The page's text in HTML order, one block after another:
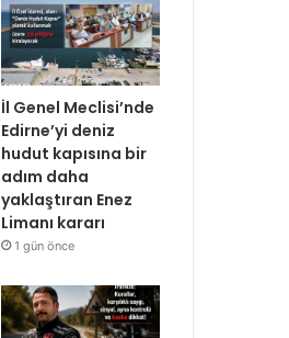
İl Genel Meclisi’nde
Edirne’yi deniz
hudut kapısına bir
adım daha
yaklaştıran Enez
Limanı kararı
1 gün önce